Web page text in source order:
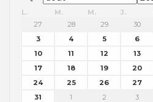
L. M. M. J.
27
28 29 30
3
4 5 6
10
11 12 13
17
18 19 20
24
25 26 27
31
1 2 3